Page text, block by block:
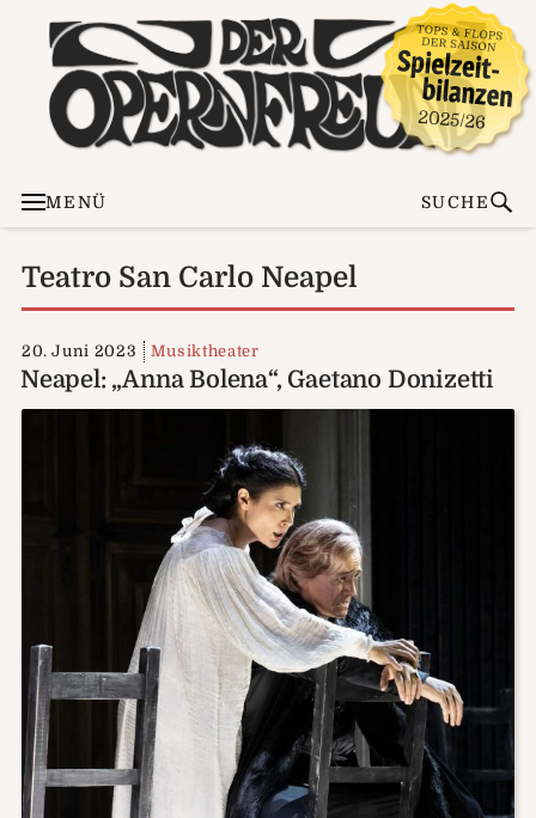
MENÜ SUCHE
Teatro San Carlo Neapel
20. Juni 2023 Musiktheater
Neapel: „Anna Bolena“, Gaetano Donizetti